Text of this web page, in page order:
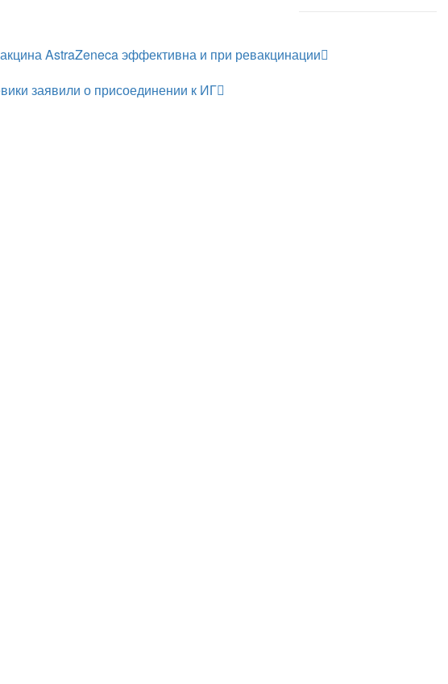
AstraZeneca эффективна и при ревакцинации
заявили о присоединении к ИГ